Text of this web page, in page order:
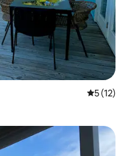
レビュー
5 (12)